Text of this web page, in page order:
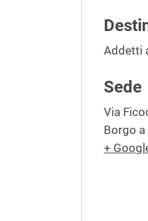
Addetti
Sede
Via
Borgo a
+